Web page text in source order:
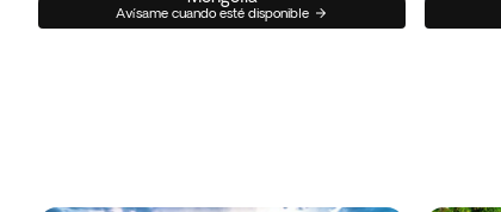
Avísame cuando esté disponible